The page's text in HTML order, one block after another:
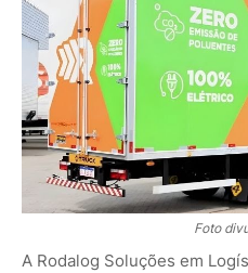
Foto
A Rodalog Soluções em